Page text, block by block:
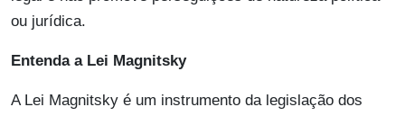
ou jurídica.
Entenda a Lei Magnitsky
A Lei Magnitsky é um instrumento da legislação dos